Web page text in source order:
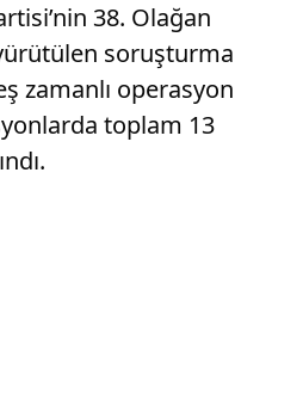
38. Olağan
soruşturma
zamanlı operasyon
toplam 13